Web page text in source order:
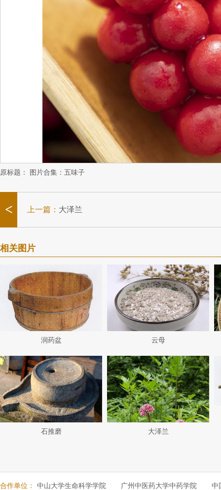
原标题： 图片合集：五味子
< 上一篇： 大泽兰
相关图片
润药盆 云母
石推磨 大泽兰
合作单位： 中山大学生命科学学院 广州中医药大学中药学院 中